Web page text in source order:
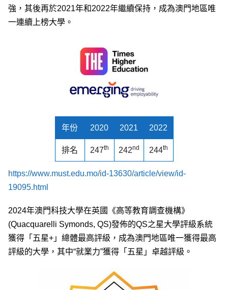
強，其後再於2021年和2022年繼續保持，成為澳門地區唯
一連續上榜大學。
年份 2020 2021 2022
排名 247th 242nd 244th
https://www.must.edu.mo/id-13630/article/view/id-
19095.html
2024年澳門科技大學在英國《高等教育調查機構》
(Quacquarelli Symonds, QS)發佈的QS之星大學評級系統
獲得「五星+」總體最高評級，成為澳門地區唯一獲得最高
評級的大學，其中“就業力”獲得「五星」卓越評級。